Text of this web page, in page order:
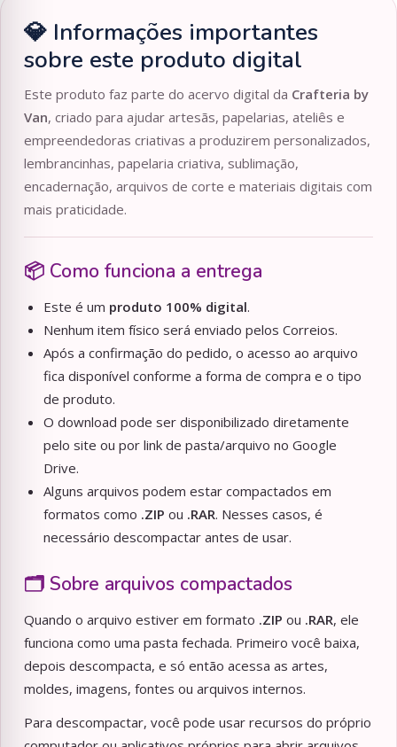
💎 Informações importantes
sobre este produto digital
Este produto faz parte do acervo digital da Crafteria by
Van, criado para ajudar artesãs, papelarias, ateliês e
empreendedoras criativas a produzirem personalizados,
lembrancinhas, papelaria criativa, sublimação,
encadernação, arquivos de corte e materiais digitais com
mais praticidade.
📦 Como funciona a entrega
Este é um produto 100% digital.
Nenhum item físico será enviado pelos Correios.
Após a confirmação do pedido, o acesso ao arquivo
fica disponível conforme a forma de compra e o tipo
de produto.
O download pode ser disponibilizado diretamente
pelo site ou por link de pasta/arquivo no Google
Drive.
Alguns arquivos podem estar compactados em
formatos como .ZIP ou .RAR. Nesses casos, é
necessário descompactar antes de usar.
🗂️ Sobre arquivos compactados
Quando o arquivo estiver em formato .ZIP ou .RAR, ele
funciona como uma pasta fechada. Primeiro você baixa,
depois descompacta, e só então acessa as artes,
moldes, imagens, fontes ou arquivos internos.
Para descompactar, você pode usar recursos do próprio